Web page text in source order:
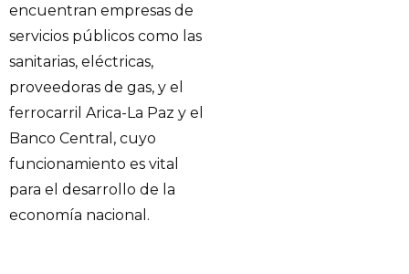
encuentran empresas de
servicios públicos como las
sanitarias, eléctricas,
proveedoras de gas, y el
ferrocarril Arica-La Paz y el
Banco Central, cuyo
funcionamiento es vital
para el desarrollo de la
economía nacional.